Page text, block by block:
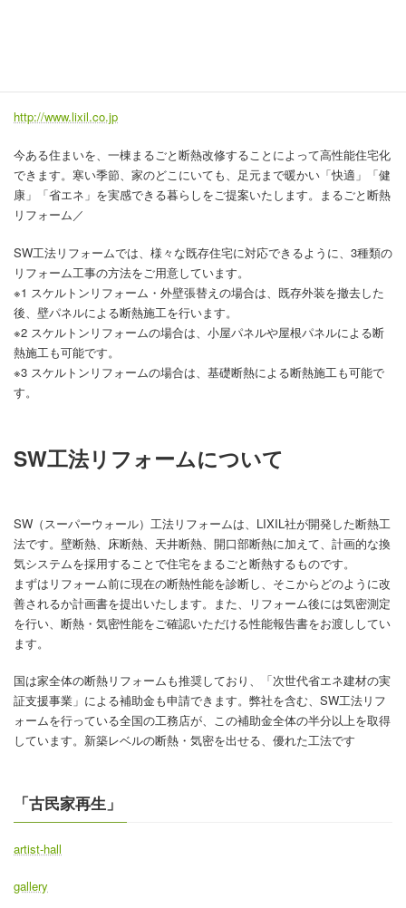
http://www.lixil.co.jp
今ある住まいを、一棟まるごと断熱改修することによって高性能住宅化
できます。寒い季節、家のどこにいても、足元まで暖かい「快適」「健
康」「省エネ」を実感できる暮らしをご提案いたします。まるごと断熱
リフォーム／
SW工法リフォームでは、様々な既存住宅に対応できるように、3種類の
リフォーム工事の方法をご用意しています。
※1 スケルトンリフォーム・外壁張替えの場合は、既存外装を撤去した
後、壁パネルによる断熱施工を行います。
※2 スケルトンリフォームの場合は、小屋パネルや屋根パネルによる断
熱施工も可能です。
※3 スケルトンリフォームの場合は、基礎断熱による断熱施工も可能で
す。
SW工法リフォームについて
SW（スーパーウォール）工法リフォームは、LIXIL社が開発した断熱工
法です。壁断熱、床断熱、天井断熱、開口部断熱に加えて、計画的な換
気システムを採用することで住宅をまるごと断熱するものです。
まずはリフォーム前に現在の断熱性能を診断し、そこからどのように改
善されるか計画書を提出いたします。また、リフォーム後には気密測定
を行い、断熱・気密性能をご確認いただける性能報告書をお渡ししてい
ます。
国は家全体の断熱リフォームも推奨しており、「次世代省エネ建材の実
証支援事業」による補助金も申請できます。弊社を含む、SW工法リフ
ォームを行っている全国の工務店が、この補助金全体の半分以上を取得
しています。新築レベルの断熱・気密を出せる、優れた工法です
「古民家再生」
artist-hall
gallery